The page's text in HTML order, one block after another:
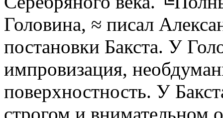
Головина, ≈ писал
постановки Бакста. У
импровизация,
поверхностность. У
строгом и внимательном